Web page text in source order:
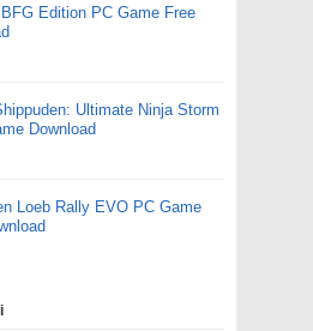
Edition PC Game Free
Ultimate Ninja Storm
Download
Loeb Rally EVO PC Game